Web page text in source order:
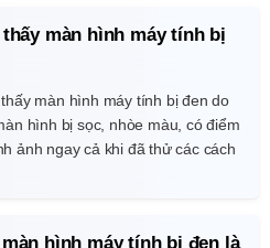
màn hình máy tính bị
màn hình máy tính bị đen do
hình bị sọc, nhòe màu, có điểm
ảnh ngay cả khi đã thử các cách
hình máy tính bị đen là